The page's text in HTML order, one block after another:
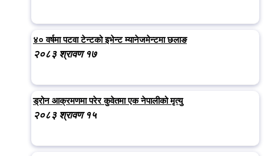
४० वर्षमा पटवा टेन्टको इभेन्ट म्यानेजमेन्टमा छलाङ
२०८३ श्रावण १७
ड्रोन आक्रमणमा परेर कुवेतमा एक नेपालीको मृत्यु
२०८३ श्रावण १५